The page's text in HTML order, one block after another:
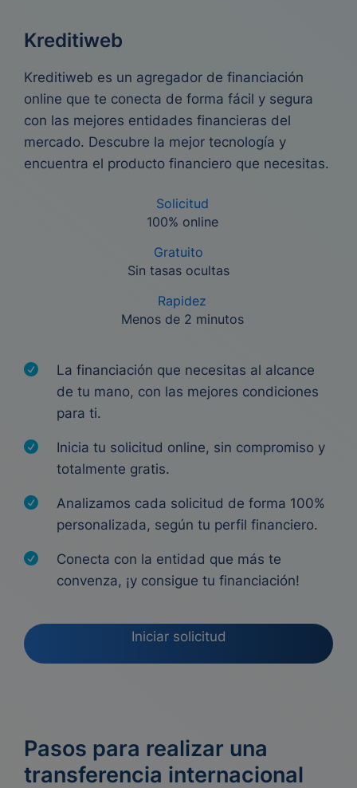
Kreditiweb
Kreditiweb es un agregador de financiación
online que te conecta de forma fácil y segura
con las mejores entidades financieras del
mercado. Descubre la mejor tecnología y
encuentra el producto financiero que necesitas.
Solicitud
100% online
Gratuito
Sin tasas ocultas
Rapidez
Menos de 2 minutos
La financiación que necesitas al alcance
de tu mano, con las mejores condiciones
para ti.
Inicia tu solicitud online, sin compromiso y
totalmente gratis.
Analizamos cada solicitud de forma 100%
personalizada, según tu perfil financiero.
Conecta con la entidad que más te
convenza, ¡y consigue tu financiación!
Iniciar solicitud
Pasos para realizar una
transferencia internacional